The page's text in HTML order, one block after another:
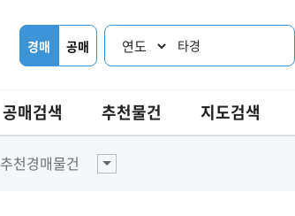
경매 공매 타경
공매검색 추천물건 지도검색
추천경매물건